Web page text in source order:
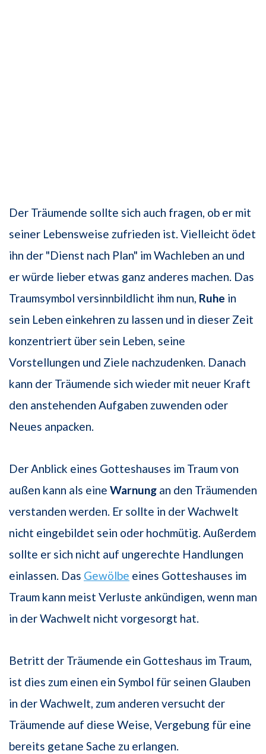
Der Träumende sollte sich auch fragen, ob er mit
seiner Lebensweise zufrieden ist. Vielleicht ödet
ihn der "Dienst nach Plan" im Wachleben an und
er würde lieber etwas ganz anderes machen. Das
Traumsymbol versinnbildlicht ihm nun, Ruhe in
sein Leben einkehren zu lassen und in dieser Zeit
konzentriert über sein Leben, seine
Vorstellungen und Ziele nachzudenken. Danach
kann der Träumende sich wieder mit neuer Kraft
den anstehenden Aufgaben zuwenden oder
Neues anpacken.
Der Anblick eines Gotteshauses im Traum von
außen kann als eine Warnung an den Träumenden
verstanden werden. Er sollte in der Wachwelt
nicht eingebildet sein oder hochmütig. Außerdem
sollte er sich nicht auf ungerechte Handlungen
einlassen. Das Gewölbe eines Gotteshauses im
Traum kann meist Verluste ankündigen, wenn man
in der Wachwelt nicht vorgesorgt hat.
Betritt der Träumende ein Gotteshaus im Traum,
ist dies zum einen ein Symbol für seinen Glauben
in der Wachwelt, zum anderen versucht der
Träumende auf diese Weise, Vergebung für eine
bereits getane Sache zu erlangen.